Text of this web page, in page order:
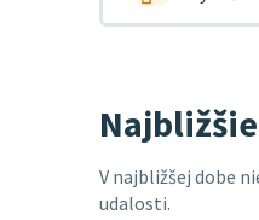
V najbližšej dobe
udalosti.